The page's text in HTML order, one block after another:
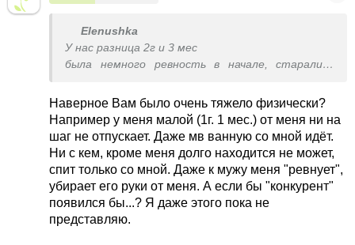
Elenushka
У нас разница 2г и 3 мес
была немного ревность в начале, старались
разговаривать, рассказывать как его любят
все, как его сестричка любит, как она на него
смотрит, что она ему первому улыбнулась...
много всего хорошего тогда прочитала на
сайте погодки.ру (не помню как правильно
англ.буквами пишется)
сейчас друг-друга обожают, но, конечно, если с
один побалуешься и второй просится сразу,
Наверное Вам было очень тяжело физически?
Например у меня малой (1г. 1 мес.) от меня ни на
шаг не отпускает. Даже мв ванную со мной идёт.
Ни с кем, кроме меня долго находится не может,
спит только со мной. Даже к мужу меня "ревнует",
убирает его руки от меня. А если бы "конкурент"
появился бы...? Я даже этого пока не
представляю.